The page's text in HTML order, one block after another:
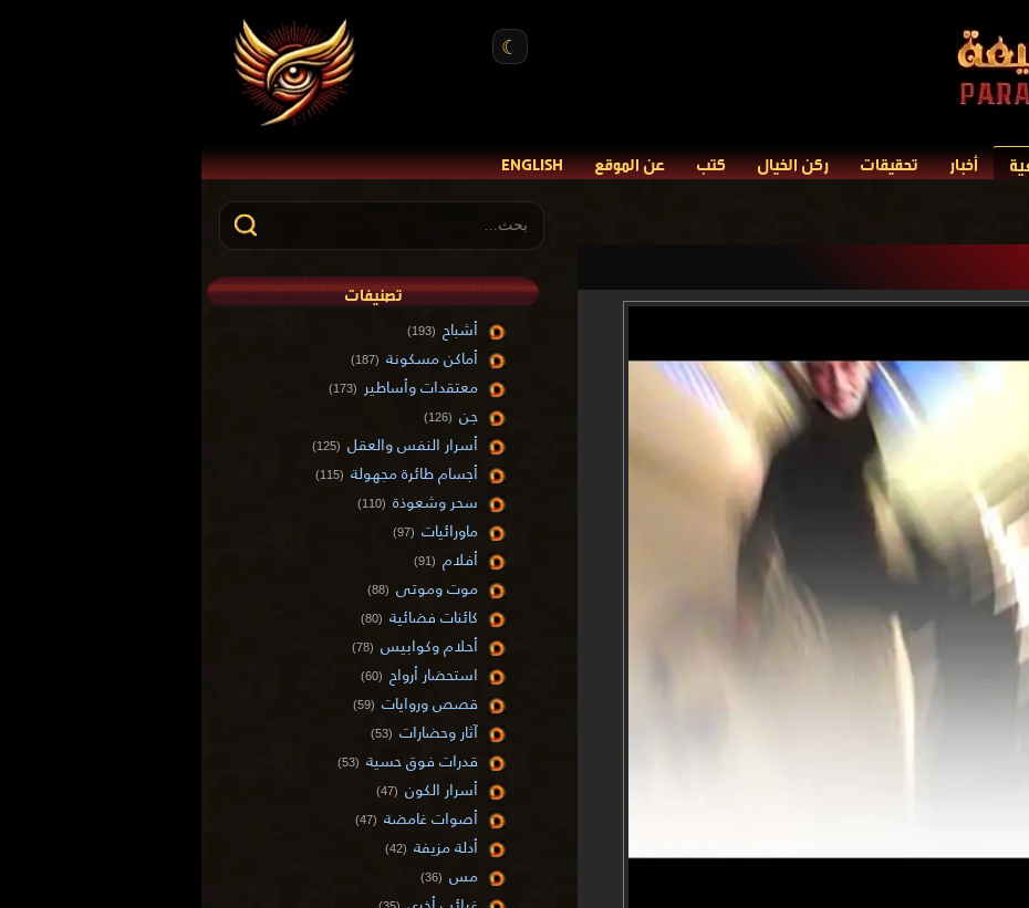
☾
أخبار تحقيقات ركن الخيال كتب عن الموقع ENGLISH
تصنيفات
أشباح (193)
أماكن مسكونة (187)
معتقدات وأساطير (173)
جن (126)
أسرار النفس والعقل (125)
أجسام طائرة مجهولة (115)
سحر وشعوذة (110)
ماورائيات (97)
أفلام (91)
موت وموتى (88)
كائنات فضائية (80)
أحلام وكوابيس (78)
استحضار أرواح (60)
قصص وروايات (59)
آثار وحضارات (53)
قدرات فوق حسية (53)
أسرار الكون (47)
أصوات غامضة (47)
أدلة مزيفة (42)
مس (36)